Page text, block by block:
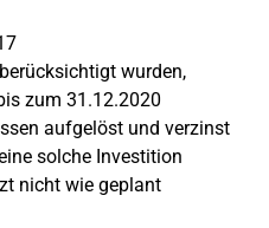
wurden,
zum 31.12.2020
aufgelöst und verzinst
solche Investition
nicht wie geplant